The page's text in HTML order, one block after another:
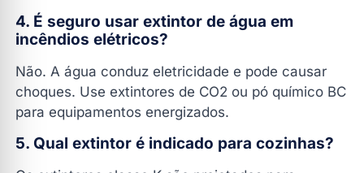
4. É seguro usar extintor de água em
incêndios elétricos?
Não. A água conduz eletricidade e pode causar
choques. Use extintores de CO2 ou pó químico BC
para equipamentos energizados.
5. Qual extintor é indicado para cozinhas?